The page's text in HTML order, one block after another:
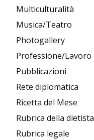
Multiculturalità
Musica/Teatro
Photogallery
Professione/Lavoro
Pubblicazioni
Rete diplomatica
Ricetta del Mese
Rubrica della dietista
Rubrica legale